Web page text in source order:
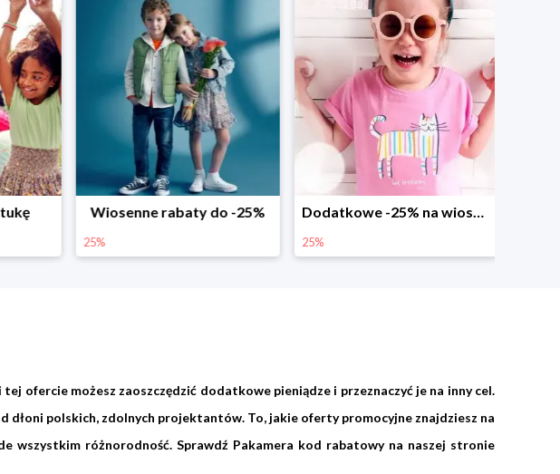
Wiosenne rabaty do -25%
25%
Dodatkowe -25% na wiosenne nowości
25%
ofercie możesz zaoszczędzić dodatkowe pieniądze i przeznaczyć je na inny cel.
polskich, zdolnych projektantów. To, jakie oferty promocyjne znajdziesz na
różnorodność. Sprawdź Pakamera kod rabatowy na naszej stronie